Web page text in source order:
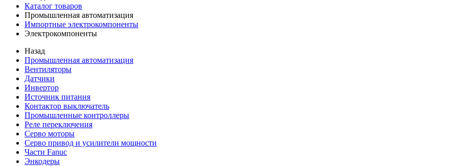
Каталог товаров
Промышленная автоматизация
Импортные электрокомпоненты
Электрокомпоненты
Назад
Промышленная автоматизация
Вентиляторы
Датчики
Инвертор
Источник питания
Контактор выключатель
Промышленные контроллеры
Реле переключения
Серво моторы
Серво привод и усилители мощности
Части Fanuc
Энкодеры